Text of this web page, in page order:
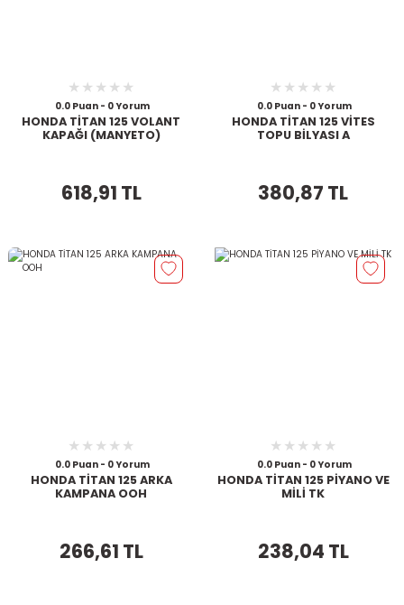
0.0 Puan - 0 Yorum
HONDA TİTAN 125 VOLANT
KAPAĞI (MANYETO)
618,91 TL
0.0 Puan - 0 Yorum
HONDA TİTAN 125 VİTES
TOPU BİLYASI A
380,87 TL
0.0 Puan - 0 Yorum
HONDA TİTAN 125 ARKA
KAMPANA OOH
266,61 TL
0.0 Puan - 0 Yorum
HONDA TİTAN 125 PİYANO VE
MİLİ TK
238,04 TL